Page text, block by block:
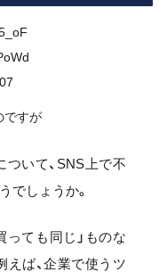
ですが
ついて、SNS上で不
でしょうか。
っても同じ」ものな
えば、企業で使うツ